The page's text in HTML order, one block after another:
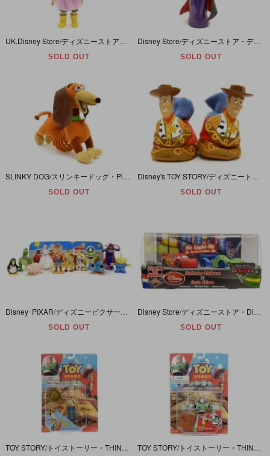
SOLD OUT
Disney Store/ディズニーストア・ディズニーピクサー・TOY STORY/トイストーリー「ZURG TALKING ACTION FIGURE/ザーグ・トーキングアクションフィギュア」英語版
SOLD OUT
SOLD OUT SOLD OUT
Disney･PIXAR/ディズニーピクサー・TOY STORY/トイストーリー・Mini PVC Figure/ミニフィギュア・11体セット
SOLD OUT
Disney Store/ディズニーストア・Disney PIXAR/ディズニーピクサー・Cars/カーズ２・ライトアップダイキャストミニカー「ライトニングマックィーンVSカルラヴェローゾ」開封未着脱
SOLD OUT